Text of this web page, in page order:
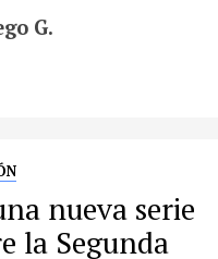
G.
nueva serie
la Segunda